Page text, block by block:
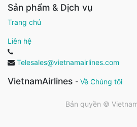
Sản phẩm & Dịch vụ
Trang chủ
Liên hệ
Telesales@vietnamairlines.com
VietnamAirlines - Về Chúng tôi
Bản quyền ©